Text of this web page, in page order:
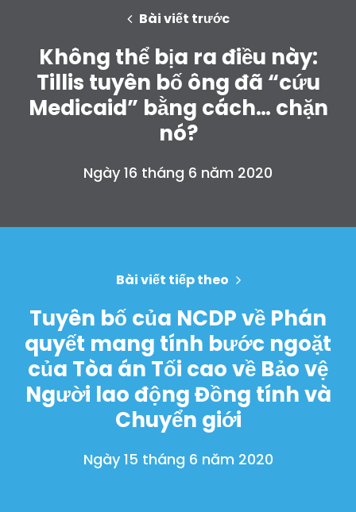
Hoạt động
Quyên tặng
Bài viết trước
Không thể bịa ra điều này:
Tillis tuyên bố ông đã “cứu
Medicaid” bằng cách… chặn
nó?
Ngày 16 tháng 6 năm 2020
Bài viết tiếp theo
Tuyên bố của NCDP về Phán
quyết mang tính bước ngoặt
của Tòa án Tối cao về Bảo vệ
Người lao động Đồng tính và
Chuyển giới
Ngày 15 tháng 6 năm 2020